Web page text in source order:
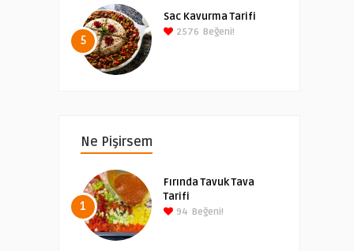
5
Sac Kavurma Tarifi
2576 Beğeni!
Ne Pişirsem
1
Fırında Tavuk Tava
Tarifi
94 Beğeni!